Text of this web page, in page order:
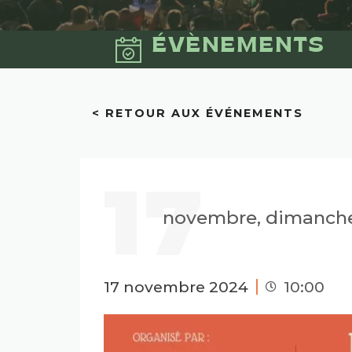
ÉVÈNEMENTS
< RETOUR AUX ÉVÉNEMENTS
17
novembre,
17 novembre 2024 10:00